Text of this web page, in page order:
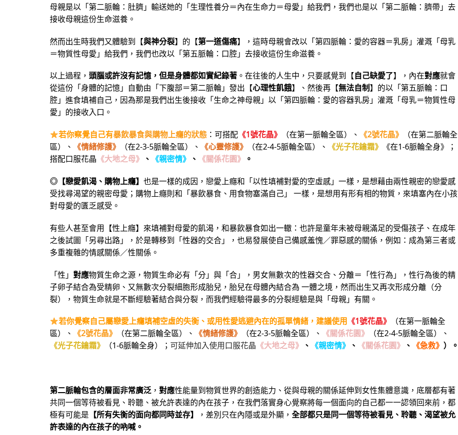
母親是以「第二脈輪：肚臍」輸送她的「生理性養分＝內在生命力＝母愛」給我們，我們也是以「第二脈輪：臍帶」去
接收母親這份生命滋養。
然而出生時我們又體驗到【與神分裂】的【第一道傷痛】，這時母親會改以「第四脈輪：愛的容器＝乳房」灌溉「母乳
＝物質性母愛」給我們，我們也改以「第五脈輪：口腔」去接收這份生命滋養。
以上過程， 頭腦或許沒有記憶，但是身體都如實紀錄著 。在往後的人生中，只要感覺到【自己缺愛了】，內在對應就會
從這份「身體的記憶」自動由「下腹部＝第二脈輪」發出【心理性飢餓】、然後再【無法自制】的以「第五脈輪：口
腔」進食填補自己，因為那是我們出生後接收「生命之神母親」以「第四脈輪：愛的容器乳房」灌溉「母乳＝物質性母
愛」的接收入口。
若你察覺自己有暴飲暴食與購物上癮的狀態 ：可搭配 《1號花晶》 （在第一脈輪全區）、 《2號花晶》
（在第二脈輪全
區）、 《情緒修護》 （在2-3-5脈輪全區）、 《心靈修護》 （在2-4-5脈輪全區）、 《光子花鑰霜》
《在1-6脈輪全身》；
搭配口服花晶 《大地之母》 、 《親密情》 、 《關係花園》 。
◎ 【戀愛飢渴、購物上癮】 也是一樣的成因，戀愛上癮和「以性填補對愛的空虛感」一樣，是想藉由兩性親密的戀愛感
受找尋渴望的親密母愛；購物上癮則和「暴飲暴食、用食物塞滿自己」 一樣，是想用有形有相的物質，來填塞內在小孩
對母愛的匱乏感受。
有些人甚至會用【性上癮】來填補對母愛的飢渴，和暴飲暴食如出一轍：也許是童年未被母親滿足的受傷孩子、在成年
之後試圖「另尋出路」，於是轉移到「性器的交合」，也易發展使自己備感羞愧／罪惡感的關係，例如：成為第三者或
多重複雜的情感關係／性關係。
「性」 對應物質生命之源，物質生命必有「分」與「合」，男女無數次的性器交合、分離＝「性行為」，性行為後的精
子卵子結合為受精卵、又無數次分裂細胞形成胎兒，胎兒在母體內結合為 一體之境，然而出生又再次形成分離（分
裂），物質生命就是不斷經驗著結合與分裂，而我們經驗得最多的分裂經驗是與「母親」有關。
若你覺察自己屬戀愛上癮填補空虛的失衡、或用性愛逃避內在的孤單情緒，建議使用 《1號花晶》
（在第一脈輪全
區）、 《2號花晶》 （在第二脈輪全區）、 《情緒修護》 （在2-3-5脈輪全區）、 《關係花園》
（在2-4-5脈輪全區）、
《光子花鑰霜》
（1-6脈輪全身）； 可延伸加入使用口服花晶 《大地之母》 、 《親密情》 、 《關係花園》 、 《急救》 ）。
第二脈輪包含的層面非常廣泛 ， 對應性能量到物質世界的創造能力、從與母親的關係延伸到女性集體意識，底層都有著
共同一個等待被看見、聆聽、被允許表達的內在孩子，在我們落實身心覺察將每一個面向的自己都一一認領回來前，都
極有可能是 【所有失衡的面向都同時並存】 ，差別只在內隱或是外顯， 全部都只是同一個等待被看見、聆聽、渴望被允
許表達的內在孩子的吶喊。